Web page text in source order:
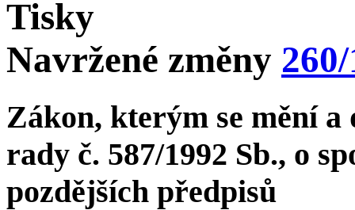
Tisky
Navržené změny
Zákon, kterým se mění
rady č. 587/1992 Sb., o
pozdějších předpisů